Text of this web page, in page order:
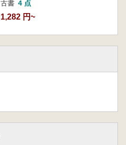
古書 4 点
1,282 円~